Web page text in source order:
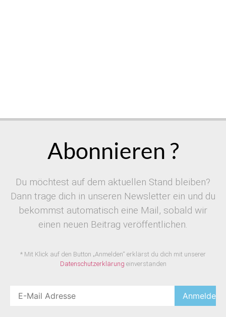
Abonnieren ?
Du möchtest auf dem aktuellen Stand bleiben?
Dann trage dich in unseren Newsletter ein und du
bekommst automatisch eine Mail, sobald wir
einen neuen Beitrag veröffentlichen.
* Mit Klick auf den Button „Anmelden“ erklärst du dich mit unserer
Datenschutzerklärung einverstanden